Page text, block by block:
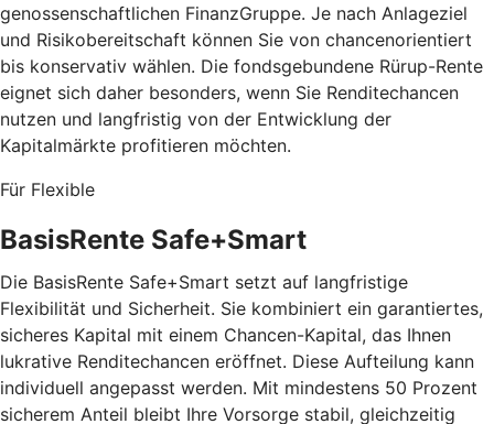
genossenschaftlichen FinanzGruppe. Je nach Anlageziel
und Risikobereitschaft können Sie von chancenorientiert
bis konservativ wählen. Die fondsgebundene Rürup-Rente
eignet sich daher besonders, wenn Sie Renditechancen
nutzen und langfristig von der Entwicklung der
Kapitalmärkte profitieren möchten.
Für Flexible
BasisRente Safe+Smart
Die BasisRente Safe+Smart setzt auf langfristige
Flexibilität und Sicherheit. Sie kombiniert ein garantiertes,
sicheres Kapital mit einem Chancen-Kapital, das Ihnen
lukrative Renditechancen eröffnet. Diese Aufteilung kann
individuell angepasst werden. Mit mindestens 50 Prozent
sicherem Anteil bleibt Ihre Vorsorge stabil, gleichzeitig